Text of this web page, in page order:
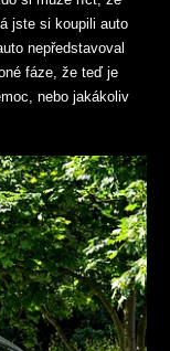
jste si koupili auto
nepředstavoval
fáze, že teď je
nebo jakákoliv